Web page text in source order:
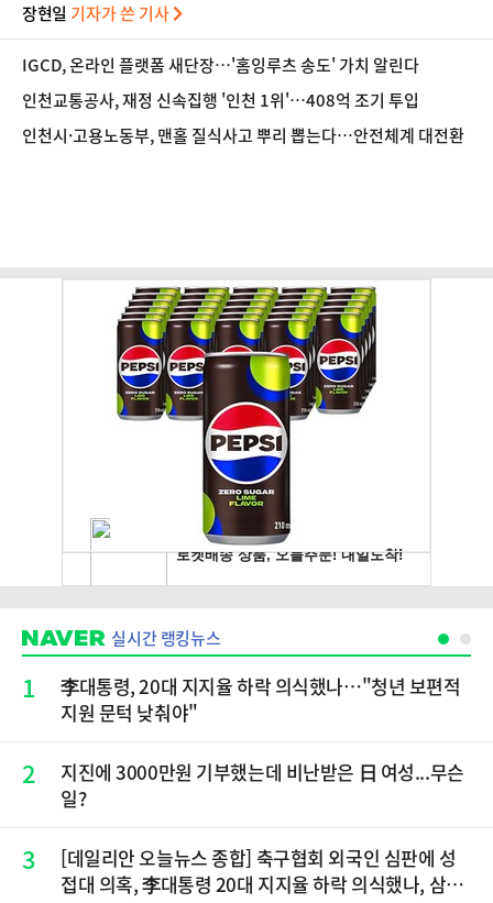
장현일 기자가 쓴 기사
IGCD, 온라인 플랫폼 새단장…'홈잉루츠 송도' 가치 알린다
인천교통공사, 재정 신속집행 '인천 1위'…408억 조기 투입
인천시·고용노동부, 맨홀 질식사고 뿌리 뽑는다…안전체계 대전환
실시간 랭킹뉴스
1
李대통령, 20대 지지율 하락 의식했나…"청년 보편적
지원 문턱 낮춰야"
2
지진에 3000만원 기부했는데 비난받은 日 여성...무슨
일?
3
[데일리안 오늘뉴스 종합] 축구협회 외국인 심판에 성
접대 의혹, 李대통령 20대 지지율 하락 의식했나, 삼전